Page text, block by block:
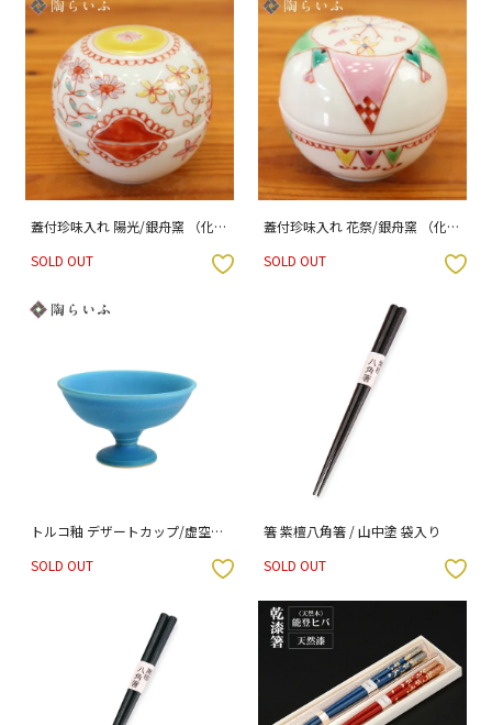
蓋付珍味入れ 陽光/銀舟窯 （化粧
SOLD OUT
蓋付珍味入れ 花祭/銀舟窯 （化粧
SOLD OUT
お気に入りボタン
トルコ釉 デザートカップ/虚空蔵
SOLD OUT
箸 紫檀八角箸 / 山中塗 袋入り
SOLD OUT